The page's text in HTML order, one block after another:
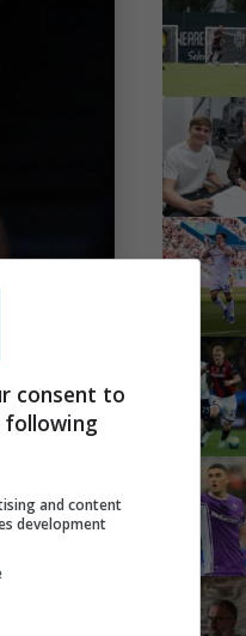
il
consent to
following
and content
development